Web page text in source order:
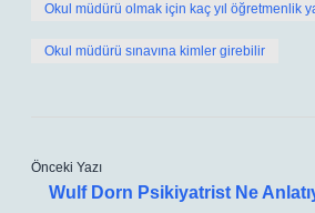
Okul müdürü olmak için kaç yıl öğretmenlik
Okul müdürü sınavına kimler girebilir
Önceki Yazı
Wulf Dorn Psikiyatrist Ne